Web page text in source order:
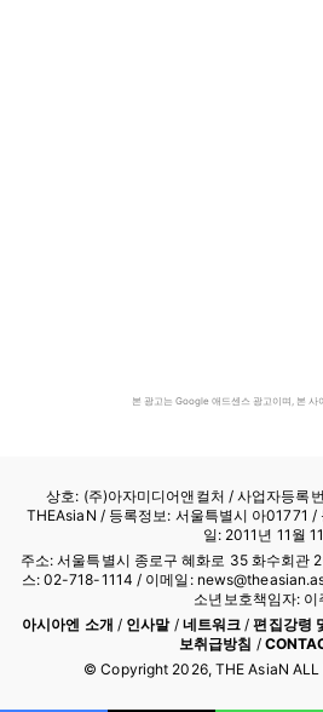
본 광고는 Google 애드센스 광고이며, 본 사
상호: (주)아자미디어앤컬처 /사업자등록
THEAsiaN / 등록정보: 서울특별시 아01771 /
일: 2011년 11월
주소: 서울특별시 종로구 혜화로 35 화수회
스: 02-718-1114 / 이메일:
소년보호책임자: 이
아시아엔 소개 / 인사말/ 네트워크 /편집강령
보취급방침 /
© Copyright 2026, THE AsiaN ALL